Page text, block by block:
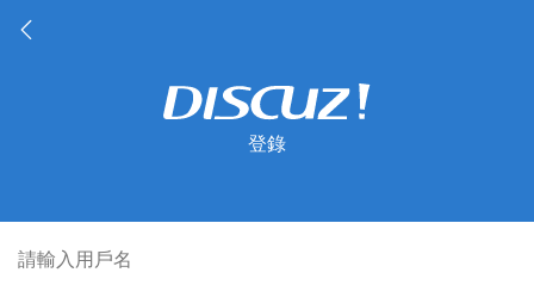
登錄